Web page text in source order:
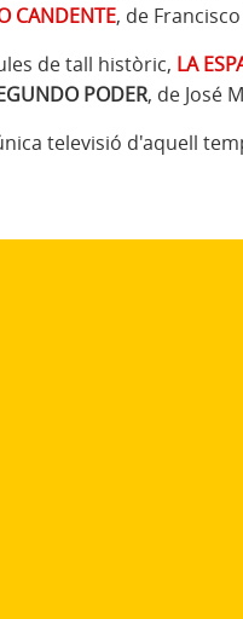
CANDENTE, de
de tall històric, LA
PODER, de José
televisió d'aquell